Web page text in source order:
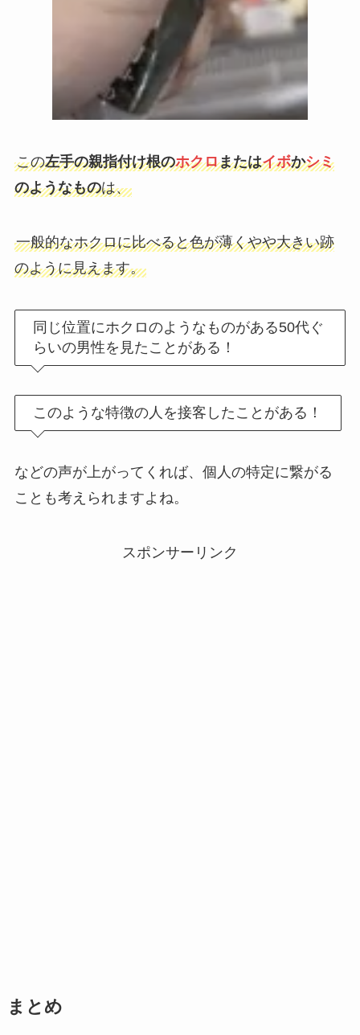
この左手の親指付け根のホクロまたはイボかシミ
のようなものは、
一般的なホクロに比べると色が薄くやや大きい跡
のように見えます。
同じ位置にホクロのようなものがある50代ぐ
らいの男性を見たことがある！
このような特徴の人を接客したことがある！
などの声が上がってくれば、個人の特定に繋がる
ことも考えられますよね。
スポンサーリンク
まとめ